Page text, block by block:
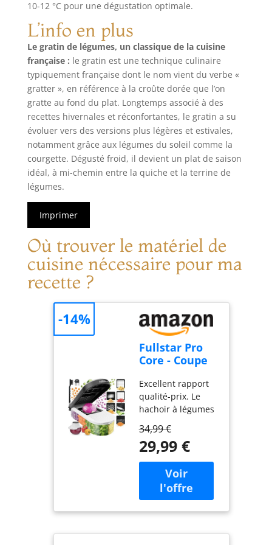
10-12 °C pour une dégustation optimale.
L’info en plus
Le gratin de légumes, un classique de la cuisine
française : le gratin est une technique culinaire
typiquement française dont le nom vient du verbe «
gratter », en référence à la croûte dorée que l’on
gratte au fond du plat. Longtemps associé à des
recettes hivernales et réconfortantes, le gratin a su
évoluer vers des versions plus légères et estivales,
notamment grâce aux légumes du soleil comme la
courgette. Dégusté froid, il devient un plat de saison
idéal, à mi-chemin entre la quiche et la terrine de
légumes.
Imprimer
Où trouver le matériel de
cuisine nécessaire pour ma
recette ?
Fullstar Pro
Core - Coupe
Mandoline
Cuisine et
Râpe - 6
Lames
Excellent rapport
qualité-prix. Le
hachoir à légumes
performance
professionnelle à
prix abordable.
Équipé de 6 lames
en acier
inoxydable, d’une
brosse de
protège-doigts et
34,99 €
29,99 €
-14%